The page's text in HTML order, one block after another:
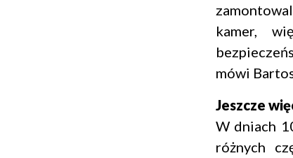
kamer,
mówi
Jeszcze
W dniach
różnych